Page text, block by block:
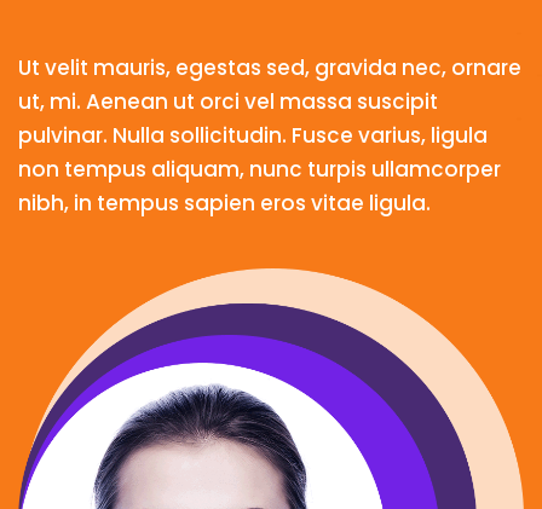
Ut velit mauris, egestas sed, gravida nec, ornare
ut, mi. Aenean ut orci vel massa suscipit
pulvinar. Nulla sollicitudin. Fusce varius, ligula
non tempus aliquam, nunc turpis ullamcorper
nibh, in tempus sapien eros vitae ligula.